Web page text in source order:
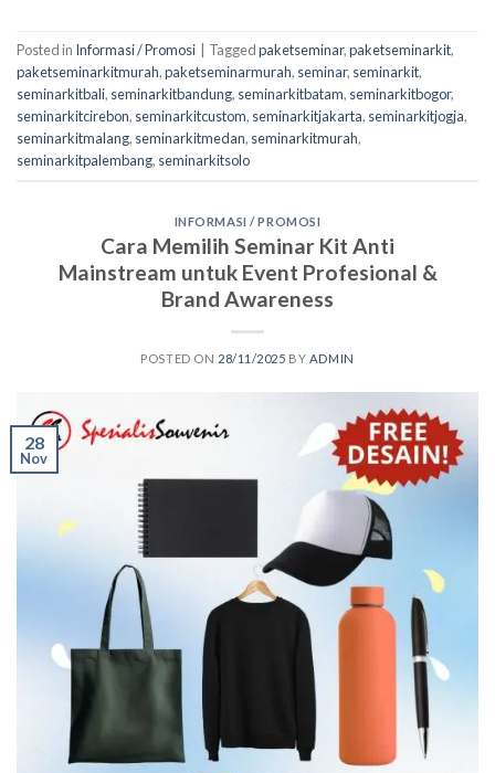
Posted in Informasi / Promosi Taggedpaketseminar,paketseminarkit,
paketseminarkitmurah,paketseminarmurah, seminar, seminarkit,
seminarkitbali, seminarkitbandung, seminarkitbatam, seminarkitbogor,
seminarkitcirebon, seminarkitcustom, seminarkitjakarta, seminarkitjogja,
seminarkitmalang, seminarkitmedan, seminarkitmurah,
seminarkitpalembang, seminarkitsolo
INFORMASI / PROMOSI
Cara Memilih Seminar Kit Anti
Mainstream untuk Event Profesional &
Brand Awareness
POSTED ON 28/11/2025 BY ADMIN
28
Nov